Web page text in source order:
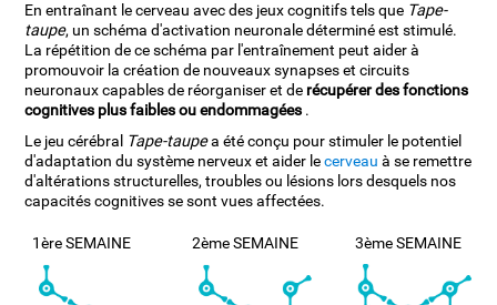
En entraînant le cerveau avec des jeux cognitifs tels que Tape-
taupe, un schéma d'activation neuronale déterminé est stimulé.
La répétition de ce schéma par l'entraînement peut aider à
promouvoir la création de nouveaux synapses et circuits
neuronaux capables de réorganiser et de récupérer des fonctions
cognitives plus faibles ou endommagées .
Le jeu cérébral Tape-taupea été conçu pour stimuler le potentiel
d'adaptation du système nerveux et aider lecerveau à se remettre
d'altérations structurelles, troubles ou lésions lors desquels nos
capacités cognitives se sont vues affectées.
1ère SEMAINE 2ème SEMAINE 3ème SEMAINE